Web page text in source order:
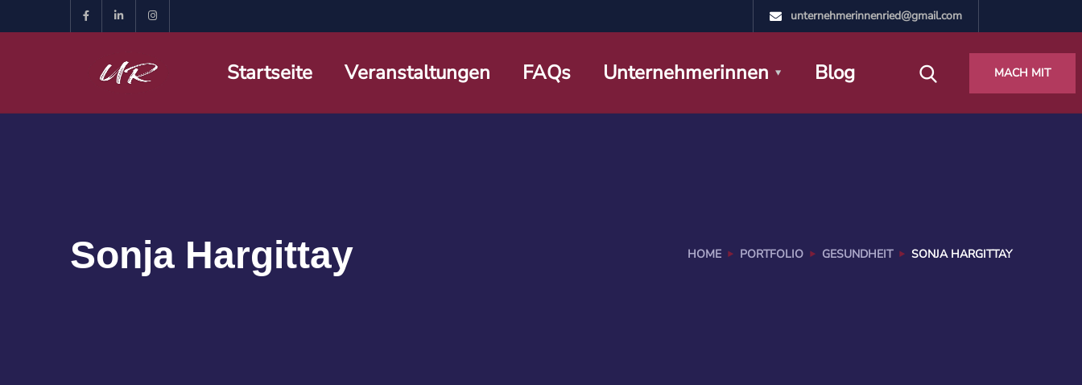
unternehmerinnenried@gmail.com
Startseite Veranstaltungen FAQs Unternehmerinnen Blog MACH MIT
Sonja Hargittay HOME PORTFOLIO GESUNDHEIT SONJA HARGITTAY